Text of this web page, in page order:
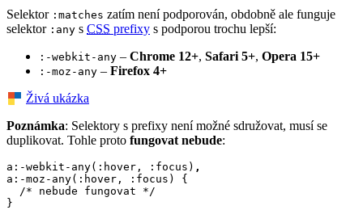
Selektor :matches zatím není podporován, obdobně ale funguje
selektor :any s CSS prefixy s podporou trochu lepší:
:-webkit-any – Chrome 12+, Safari 5+, Opera 15+
:-moz-any – Firefox 4+
Živá ukázka
Poznámka: Selektory s prefixy není možné sdružovat, musí se
duplikovat. Tohle proto fungovat nebude:
a:-webkit-any(:hover, :focus) ,
a:-moz-any(:hover, :focus) {
  /* nebude fungovat */
}